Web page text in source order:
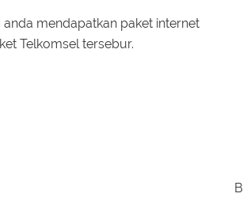
mendapatkan paket internet
Telkomsel tersebur.